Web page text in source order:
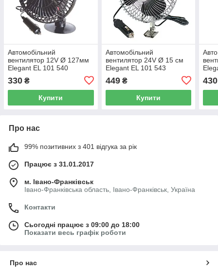
Автомобільний
вентилятор 12V Ø 127мм
Elegant EL 101 540
330 ₴
Купити
Автомобільний
вентилятор 24V Ø 15 см
Elegant EL 101 543
449₴
Купити
430
Про нас
99% позитивних з 401 відгука за рік
Працює з 31.01.2017
м. Івано-Франківськ
Івано-Франківська область, Івано-Франківськ, Україна
Контакти
Сьогодні працює з 09:00 до 18:00
Показати весь графік роботи
Про нас